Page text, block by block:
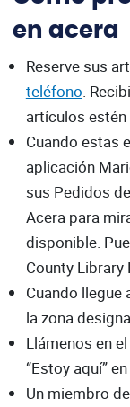
en acera
Reserve sus
teléfono.
artículos
Cuando estas
aplicación
sus Pedidos
Acera para
disponible.
County Library
Cuando llegue
la zona
Llámenos en
“Estoy aquí”
Un miembro